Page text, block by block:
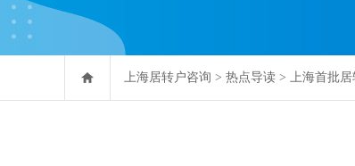
上海居转户咨询 > 热点导读 > 上海首批